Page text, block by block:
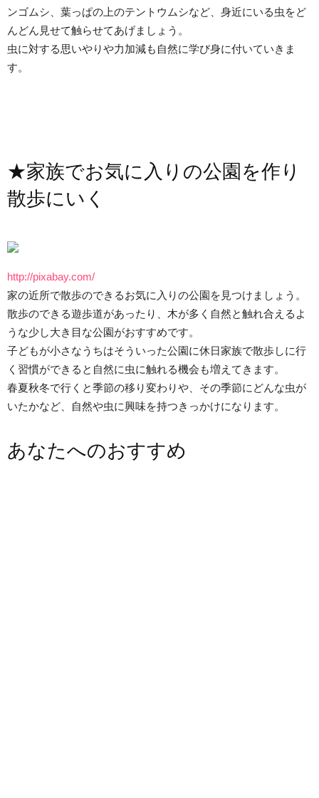
ンゴムシ、葉っぱの上のテントウムシなど、身近にいる虫をど
んどん見せて触らせてあげましょう。
虫に対する思いやりや力加減も自然に学び身に付いていきま
す。
★家族でお気に入りの公園を作り
散歩にいく
http://pixabay.com/
家の近所で散歩のできるお気に入りの公園を見つけましょう。
散歩のできる遊歩道があったり、木が多く自然と触れ合えるよ
うな少し大き目な公園がおすすめです。
子どもが小さなうちはそういった公園に休日家族で散歩しに行
く習慣ができると自然に虫に触れる機会も増えてきます。
春夏秋冬で行くと季節の移り変わりや、その季節にどんな虫が
いたかなど、自然や虫に興味を持つきっかけになります。
あなたへのおすすめ